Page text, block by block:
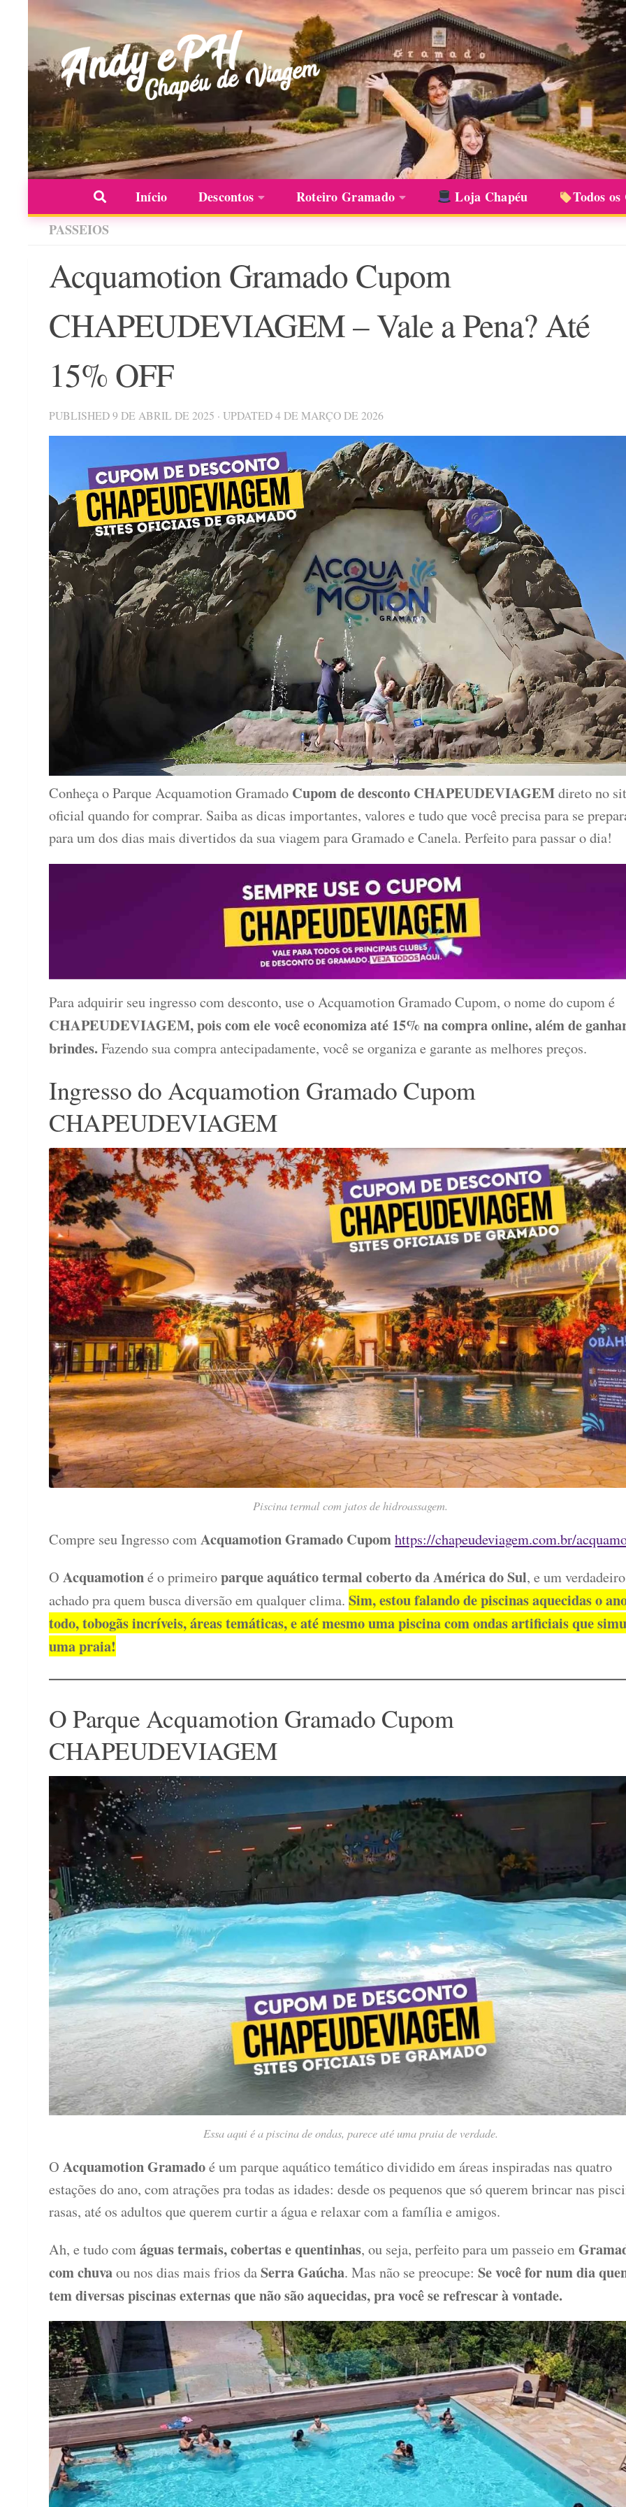
Skip to content
Início Descontos Roteiro Gramado Loja Chapéu
Todos
PASSEIOS
Acquamotion Gramado Cupom
CHAPEUDEVIAGEM – Vale a Pena? Até
15% OFF
PUBLISHED9 DE ABRIL DE 2025 · UPDATED4 DE MARÇO DE 2026
Conheça o Parque Acquamotion Gramado Cupom de desconto CHAPEUDEVIAGEMdireto no
oficial quando for comprar. Saiba as dicas importantes, valores e tudo que você precisa para se
para um dos dias mais divertidos da sua viagem para Gramado e Canela. Perfeito para passar o dia!
Para adquirir seu ingresso com desconto, use o Acquamotion Gramado Cupom, o nome do cupom é
CHAPEUDEVIAGEM, pois com ele você economiza até 15% na compra online, além de
brindes.Fazendo sua compra antecipadamente, você se organiza e garante as melhores preços.
Ingresso do Acquamotion Gramado Cupom
CHAPEUDEVIAGEM
Piscina termal com jatos de hidroassagem.
Compre seu Ingresso comAcquamotion Gramado Cupomhttps://chapeudeviagem.com.br/
OAcquamotioné o primeiroparque aquático termal coberto da América do Sul, e um verdadeiro
achado pra quem busca diversão em qualquer clima.Sim, estou falando de piscinas aquecidas o
todo, tobogãs incríveis, áreas temáticas, e até mesmo uma piscina com ondas artificiais que
uma praia!
O Parque Acquamotion Gramado Cupom
CHAPEUDEVIAGEM
Essa aqui é a piscina de ondas, parece até uma praia de verdade.
OAcquamotion Gramadoé um parque aquático temático dividido em áreas inspiradas nas quatro
estações do ano, com atrações pra todas as idades: desde os pequenos que só querem brincar nas
rasas, até os adultos que querem curtir a água e relaxar com a família e amigos.
Ah, e tudo comáguas termais, cobertas e quentinhas, ou seja, perfeito para um passeio em
com chuvaou nos dias mais frios daSerra Gaúcha. Mas não se preocupe:Se você for num dia
tem diversas piscinas externas que não são aquecidas, pra você se refrescar à vontade.